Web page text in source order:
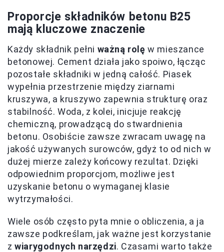
Proporcje składników betonu B25
mają kluczowe znaczenie
Każdy składnik pełni ważną rolę w mieszance
betonowej. Cement działa jako spoiwo, łącząc
pozostałe składniki w jedną całość. Piasek
wypełnia przestrzenie między ziarnami
kruszywa, a kruszywo zapewnia strukturę oraz
stabilność. Woda, z kolei, inicjuje reakcję
chemiczną, prowadzącą do stwardnienia
betonu. Osobiście zawsze zwracam uwagę na
jakość używanych surowców, gdyż to od nich w
dużej mierze zależy końcowy rezultat. Dzięki
odpowiednim proporcjom, możliwe jest
uzyskanie betonu o wymaganej klasie
wytrzymałości.
Wiele osób często pyta mnie o obliczenia, a ja
zawsze podkreślam, jak ważne jest korzystanie
zwiarygodnych narzędzi. Czasami warto także